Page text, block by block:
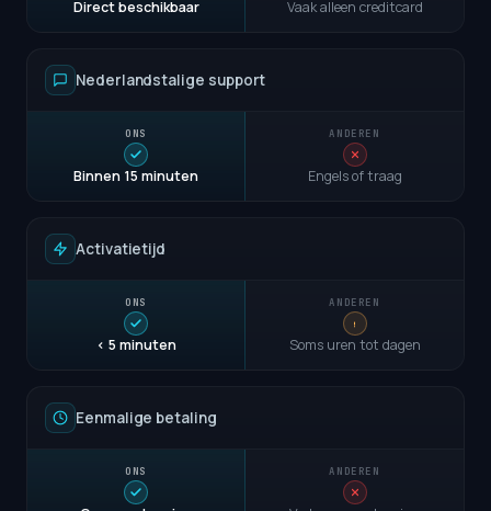
Direct beschikbaar Vaak alleen creditcard
Nederlandstalige support
Binnen 15 minuten Engels of traag
Activatietijd
< 5 minuten Soms uren tot dagen
Eenmalige betaling